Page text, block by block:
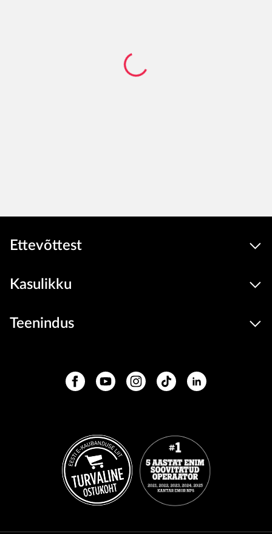
Ettevõttest
Kasulikku
Teenindus